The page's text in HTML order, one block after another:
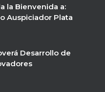
la Bienvenida a:
Auspiciador Plata
Desarrollo de